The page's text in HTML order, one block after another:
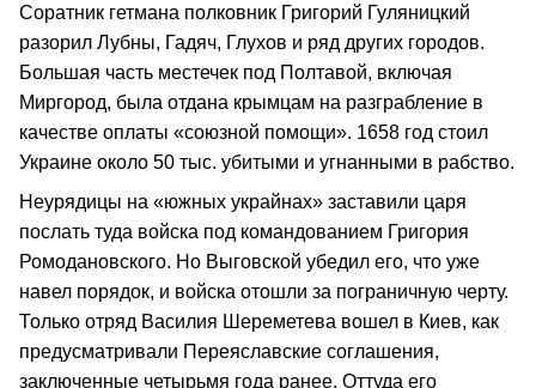
Соратник гетмана полковник Григорий Гуляницкий
разорил Лубны, Гадяч, Глухов и ряд других городов.
Большая часть местечек под Полтавой, включая
Миргород, была отдана крымцам на разграбление в
качестве оплаты «союзной помощи». 1658 год стоил
Украине около 50 тыс. убитыми и угнанными в рабство.
Неурядицы на «южных украйнах» заставили царя
послать туда войска под командованием Григория
Ромодановского. Но Выговской убедил его, что уже
навел порядок, и войска отошли за пограничную черту.
Только отряд Василия Шереметева вошел в Киев, как
предусматривали Переяславские соглашения,
заключенные четырьмя года ранее. Оттуда его